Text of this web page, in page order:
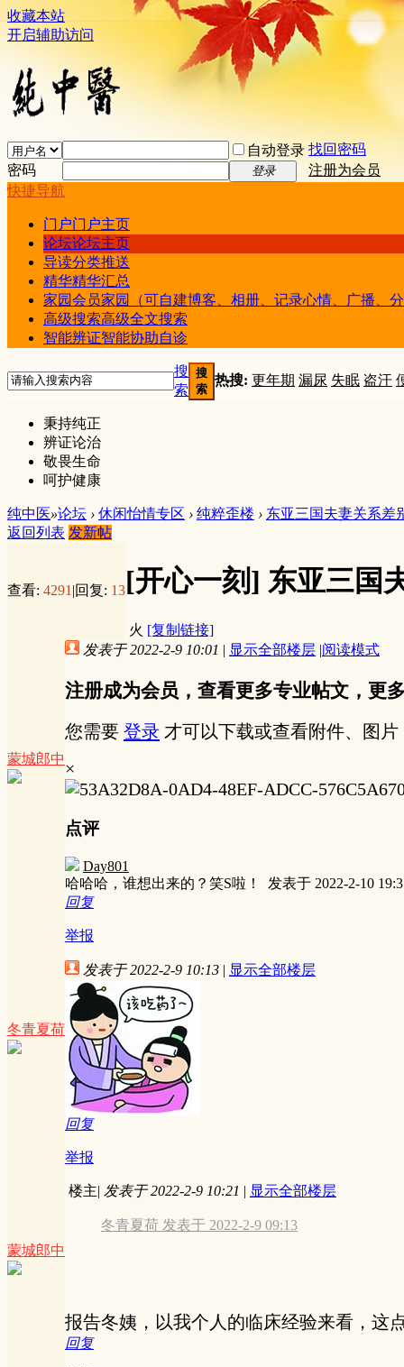
收藏本站
开启辅助访问
自动登录 找回密码
密码
登录
注册为会员
快捷导航
门户门户主页
论坛论坛主页
导读分类推送
精华精华汇总
家园会员家园（可自建博客、相册、记录心情、广播、
高级搜索高级全文搜索
智能辨证智能协助自诊
搜
索
搜
索
热搜: 更年期 漏尿 失眠 盗汗
秉持纯正
辨证论治
敬畏生命
呵护健康
纯中医»论坛 › 休闲怡情专区 › 纯粹歪楼 › 东亚三国夫妻关系差
返回列表 发新帖
查看: 4291 |回复: 13[开心一刻] 东亚三国
火 [复制链接]
蒙城郎中
发表于 2022-2-9 10:01 | 显示全部楼层 |阅读模式
注册成为会员，查看更多专业帖文，更
您需要 登录 才可以下载或查看附件、图
×
点评
Day801
哈哈哈，谁想出来的？笑S啦！ 发表于 2022-2-10
回复
举报
冬青夏荷
发表于 2022-2-9 10:13 | 显示全部楼层
回复
举报
蒙城郎中
楼主| 发表于 2022-2-9 10:21 | 显示全部楼层
冬青夏荷 发表于 2022-2-9 09:13
报告冬姨，以我个人的临床经验来看，这
回复